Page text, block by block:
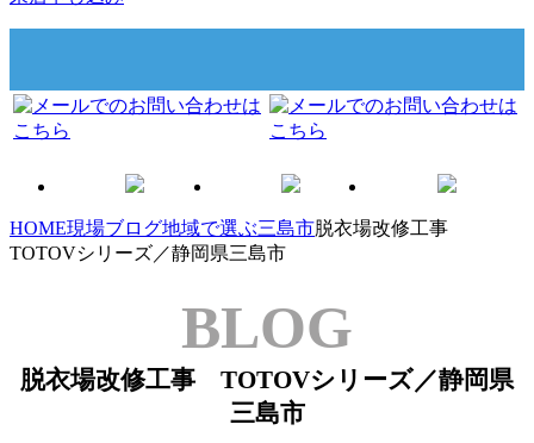
HOME現場ブログ地域で選ぶ三島市脱衣場改修工事
TOTOVシリーズ／静岡県三島市
BLOG
脱衣場改修工事 TOTOVシリーズ／静岡県
三島市